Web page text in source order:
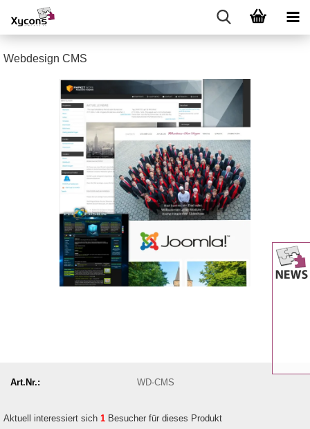
Webdesign CMS
Art.Nr.: WD-CMS
Aktuell interessiert sich 1 Besucher für dieses Produkt